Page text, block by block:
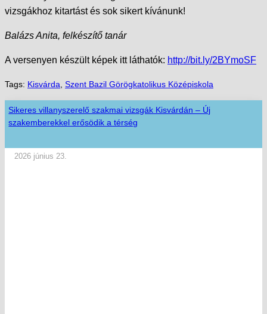
vizsgákhoz kitartást és sok sikert kívánunk!
Balázs Anita, felkészítő tanár
A versenyen készült képek itt láthatók: http://bit.ly/2BYmoSF
Tags: Kisvárda Szent Bazil Görögkatolikus Középiskola
Sikeres villanyszerelő szakmai vizsgák Kisvárdán – Új
szakemberekkel erősödik a térség
2026 június 23.